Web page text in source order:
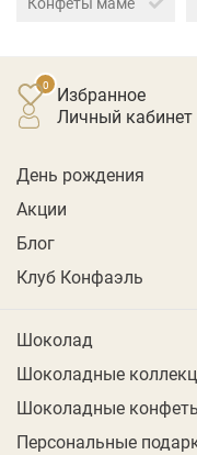
Избранное
личный кабинет
День рождения
Акции
Блог
Клуб Конфаэль
Шоколад
Шоколадные
Шоколадные
Персональные